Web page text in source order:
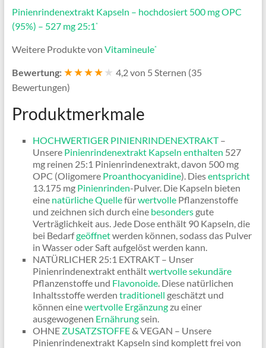
Pinienrindenextrakt Kapseln – hochdosiert 500 mg OPC
(95%) – 527 mg 25:1*
Weitere Produkte von Vitamineule*
Bewertung: ★★★★★ 4,2 von 5 Sternen (35
Bewertungen)
Produktmerkmale
HOCHWERTIGER PINIENRINDENEXTRAKT–
Unsere Pinienrindenextrakt Kapseln enthalten 527
mg reinen 25:1 Pinienrindenextrakt, davon 500 mg
OPC (Oligomere Proanthocyanidine). Diesentspricht
13.175 mg Pinienrinden-Pulver. Die Kapseln bieten
eine natürliche QuellefürwertvollePflanzenstoffe
und zeichnen sich durch eine besondersgute
Verträglichkeit aus. Jede Dose enthält 90 Kapseln, die
bei Bedarfgeöffnetwerden können, sodass das Pulver
in Wasser oder Saft aufgelöst werden kann.
NATÜRLICHER 25:1 EXTRAKT – Unser
Pinienrindenextrakt enthältwertvolle sekundäre
Pflanzenstoffe und Flavonoide. Diese natürlichen
Inhaltsstoffe werden traditionell geschätzt und
können einewertvolle Ergänzungzu einer
ausgewogenen Ernährungsein.
OHNE ZUSATZSTOFFE& VEGAN – Unsere
Pinienrindenextrakt Kapseln sind komplett frei von